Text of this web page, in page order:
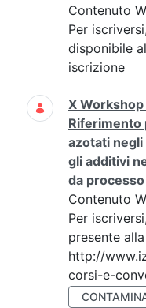
Contenuto
Per
disponibile
iscrizione
X
Riferimento
azotati
gli additivi
da processo
Contenuto
Per
presente
http://
corsi-e-